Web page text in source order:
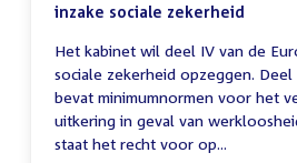
inzake sociale zekerheid
Het kabinet wil deel IV van de
sociale zekerheid opzeggen. Deel
bevat minimumnormen voor het
uitkering in geval van
staat het recht voor op...